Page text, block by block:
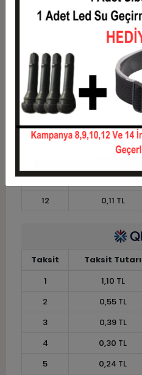
3
0,39 TL
0,30 TL
5
0,24 TL
6
0,21 TL
7
0,18 TL
8
9
0,15 TL
11
0,12 TL
12
0,11 TL
Taksit Taksit Tutarı
1
1,10 TL
2
0,55 TL
3
0,39 TL
4
0,30 TL
5
0,24 TL